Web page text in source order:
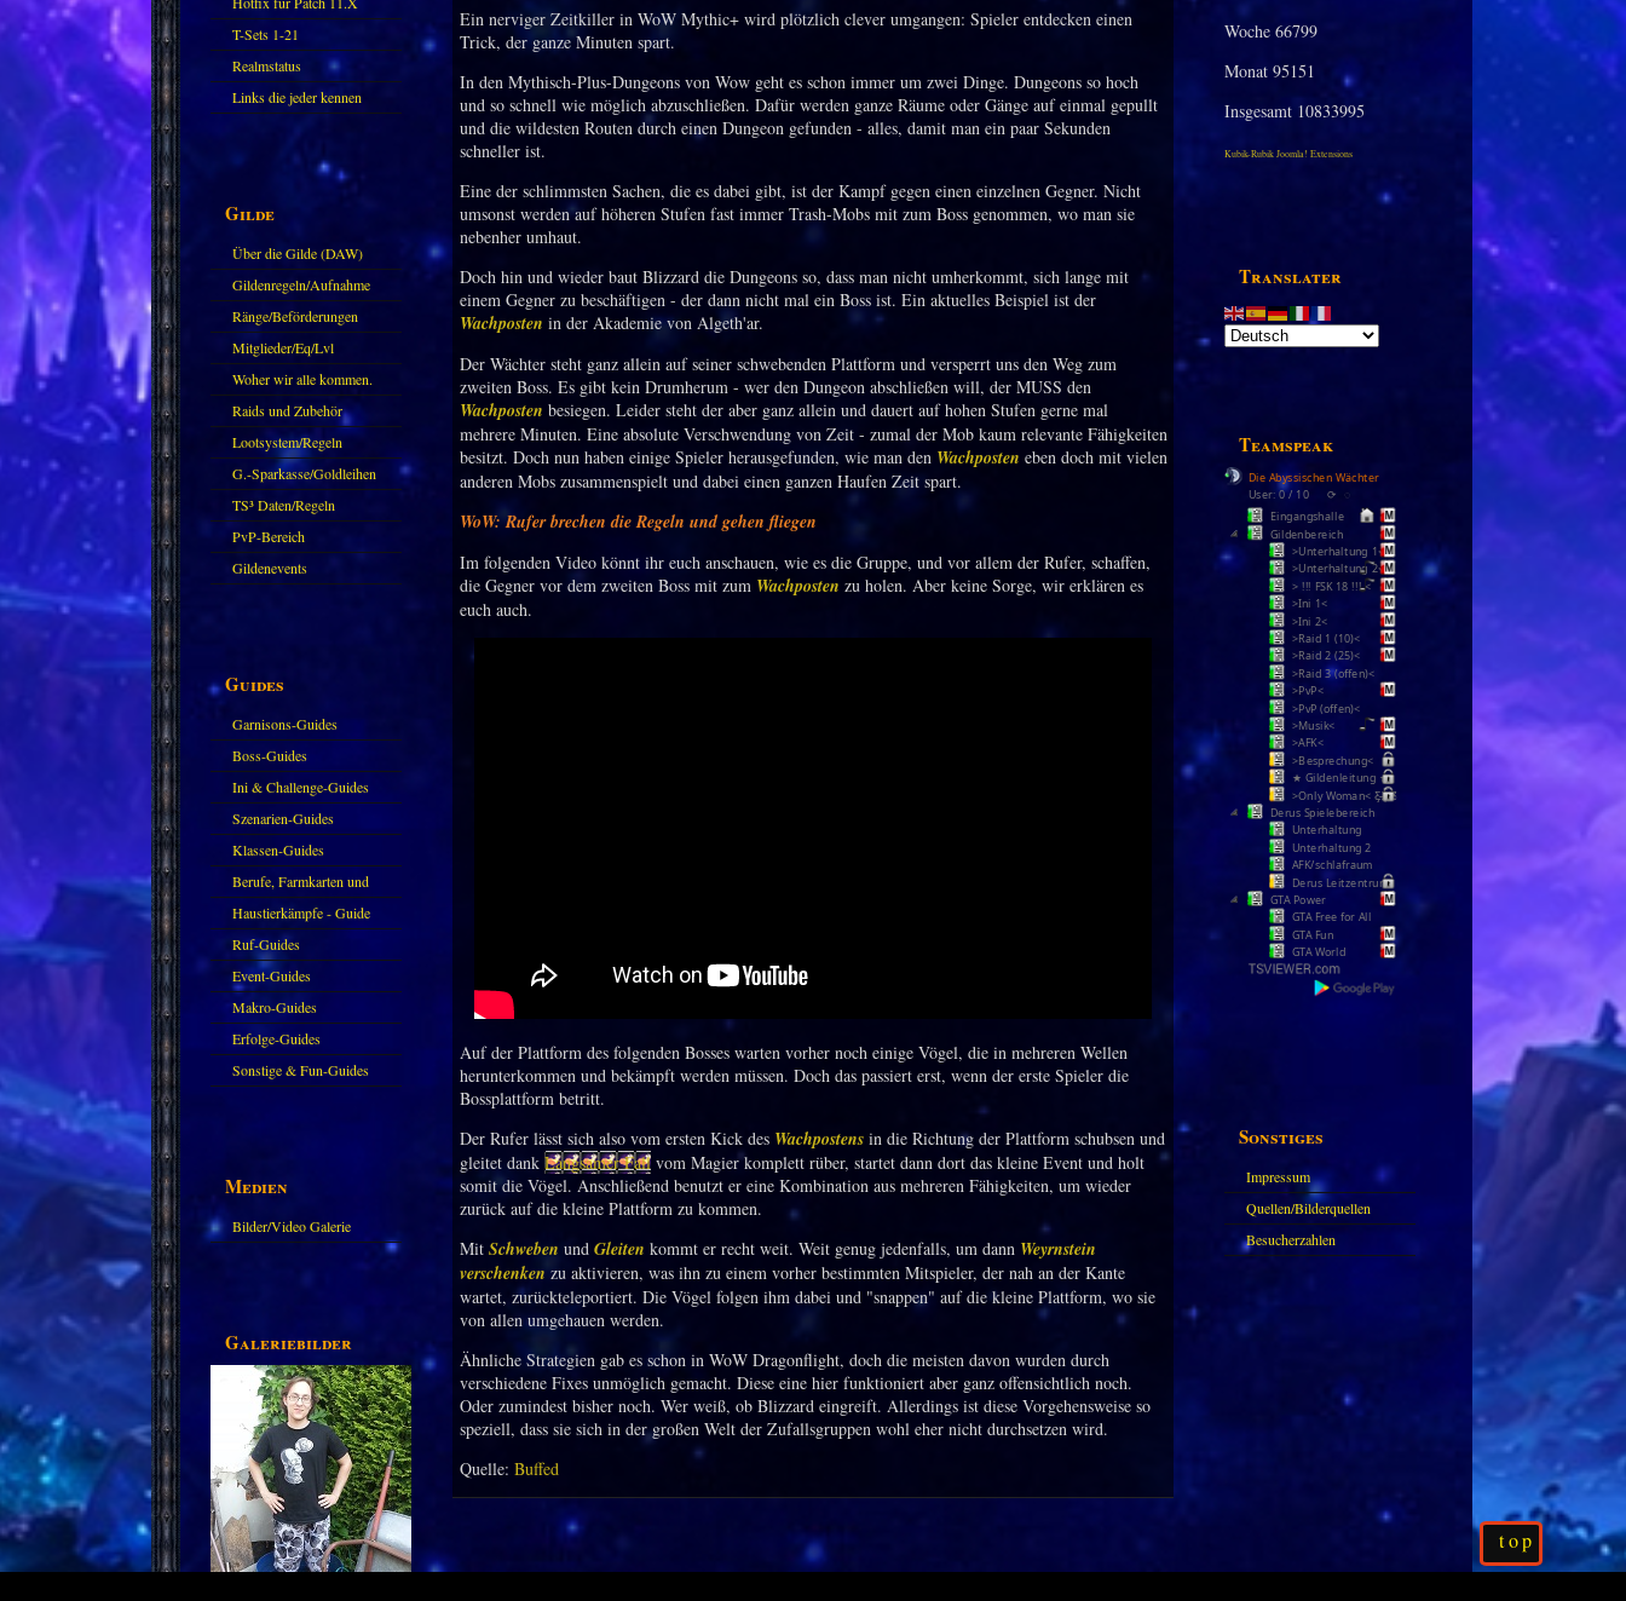
T-Sets 1-21
Realmstatus
Links die jeder kennen
Gilde
Über die Gilde (DAW)
Gildenregeln/Aufnahme
Ränge/Beförderungen
Mitglieder/Eq/Lvl
Woher wir alle kommen.
Raids und Zubehör
Lootsystem/Regeln
G.-Sparkasse/Goldleihen
TS³ Daten/Regeln
PvP-Bereich
Gildenevents
Guides
Garnisons-Guides
Boss-Guides
Ini & Challenge-Guides
Szenarien-Guides
Klassen-Guides
Berufe, Farmkarten und
Haustiere
Haustierkämpfe - Guide
Ruf-Guides
Event-Guides
Makro-Guides
Erfolge-Guides
Sonstige & Fun-Guides
Medien
Bilder/Video Galerie
Galeriebilder
Woche66799
Monat95151
Insgesamt 10833995
Kubik-Rubik Joomla! Extensions
Translater
Teamspeak
Die Abyssischen Wächter
User: 0 / 10 ⟳
Eingangshalle
Gildenbereich
>Unterhaltung 1<
>Unterhaltung 2<
> !!! FSK 18 !!! <
>Ini 1<
>Ini 2<
>Raid 1 (10)<
>Raid 2 (25)<
>Raid 3 (offen)<
>PvP<
>PvP (offen)<
>Musik<
>AFK<
>Besprechung<
★ Gildenleitung ★
>Only Woman< Ƹ̵̡Ӝ̵̨̄Ʒ
Derus Spielebereich
Unterhaltung
Unterhaltung 2
AFK/schlafraum
Derus Leitzentrum
GTA Power
GTA Free for All
GTA Fun
GTA World
Sonstiges
Impressum
Quellen/Bilderquellen
Besucherzahlen
Ein nerviger Zeitkiller in WoW Mythic+ wird plötzlich clever umgangen: Spieler entdecken einen
Trick, der ganze Minuten spart.
In den Mythisch-Plus-Dungeons von Wow geht es schon immer um zwei Dinge. Dungeons so hoch
und so schnell wie möglich abzuschließen. Dafür werden ganze Räume oder Gänge auf einmal gepullt
und die wildesten Routen durch einen Dungeon gefunden - alles, damit man ein paar Sekunden
schneller ist.
Eine der schlimmsten Sachen, die es dabei gibt, ist der Kampf gegen einen einzelnen Gegner. Nicht
umsonst werden auf höheren Stufen fast immer Trash-Mobs mit zum Boss genommen, wo man sie
nebenher umhaut.
Doch hin und wieder baut Blizzard die Dungeons so, dass man nicht umherkommt, sich lange mit
einem Gegner zu beschäftigen - der dann nicht mal ein Boss ist. Ein aktuelles Beispiel ist der
Wachposten in der Akademie von Algeth'ar.
Der Wächter steht ganz allein auf seiner schwebenden Plattform und versperrt uns den Weg zum
zweiten Boss. Es gibt kein Drumherum - wer den Dungeon abschließen will, der MUSS den
Wachposten besiegen. Leider steht der aber ganz allein und dauert auf hohen Stufen gerne mal
mehrere Minuten. Eine absolute Verschwendung von Zeit - zumal der Mob kaum relevante Fähigkeiten
besitzt. Doch nun haben einige Spieler herausgefunden, wie man den Wachposten eben doch mit vielen
anderen Mobs zusammenspielt und dabei einen ganzen Haufen Zeit spart.
WoW: Rufer brechen die Regeln und gehen fliegen
Im folgenden Video könnt ihr euch anschauen, wie es die Gruppe, und vor allem der Rufer, schaffen,
die Gegner vor dem zweiten Boss mit zum Wachposten zu holen. Aber keine Sorge, wir erklären es
euch auch.
Auf der Plattform des folgenden Bosses warten vorher noch einige Vögel, die in mehreren Wellen
herunterkommen und bekämpft werden müssen. Doch das passiert erst, wenn der erste Spieler die
Bossplattform betritt.
Der Rufer lässt sich also vom ersten Kick des Wachpostensin die Richtung der Plattform schubsen und
gleitet dank Langsamer Fallvom Magier komplett rüber, startet dann dort das kleine Event und holt
somit die Vögel. Anschließend benutzt er eine Kombination aus mehreren Fähigkeiten, um wieder
zurück auf die kleine Plattform zu kommen.
Mit Schweben und Gleiten kommt er recht weit. Weit genug jedenfalls, um dann Weyrnstein
verschenken zu aktivieren, was ihn zu einem vorher bestimmten Mitspieler, der nah an der Kante
wartet, zurückteleportiert. Die Vögel folgen ihm dabei und "snappen" auf die kleine Plattform, wo sie
von allen umgehauen werden.
Ähnliche Strategien gab es schon in WoW Dragonflight, doch die meisten davon wurden durch
verschiedene Fixes unmöglich gemacht. Diese eine hier funktioniert aber ganz offensichtlich noch.
Oder zumindest bisher noch. Wer weiß, ob Blizzard eingreift. Allerdings ist diese Vorgehensweise so
speziell, dass sie sich in der großen Welt der Zufallsgruppen wohl eher nicht durchsetzen wird.
Quelle: Buffed
top